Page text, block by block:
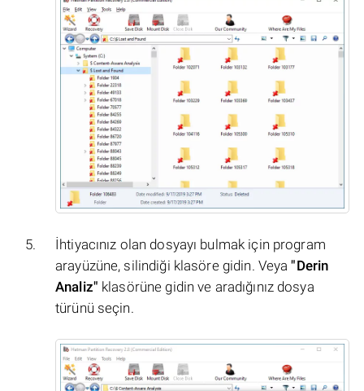
İhtiyacınız olan dosyayı bulmak için program
arayüzüne, silindiği klasöre gidin. Veya"Derin
Analiz" klasörüne gidin ve aradığınız dosya
türünü seçin.